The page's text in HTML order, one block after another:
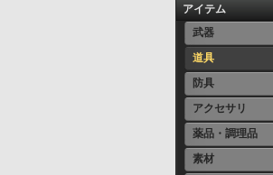
アイテム
武器
道具
防具
アクセサリ
薬品・調理品
素材